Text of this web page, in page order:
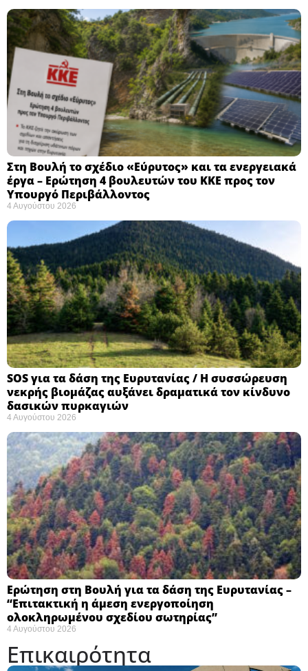
Στη Βουλή το σχέδιο «Εύρυτος» και τα ενεργειακά
έργα – Ερώτηση 4 βουλευτών του ΚΚΕ προς τον
Υπουργό Περιβάλλοντος
4 Αυγούστου 2026
SOS για τα δάση της Ευρυτανίας / Η συσσώρευση
νεκρής βιομάζας αυξάνει δραματικά τον κίνδυνο
δασικών πυρκαγιών
4 Αυγούστου 2026
Ερώτηση στη Βουλή για τα δάση της Ευρυτανίας –
“Eπιτακτική η άμεση ενεργοποίηση
ολοκληρωμένου σχεδίου σωτηρίας”
4 Αυγούστου 2026
Επικαιρότητα